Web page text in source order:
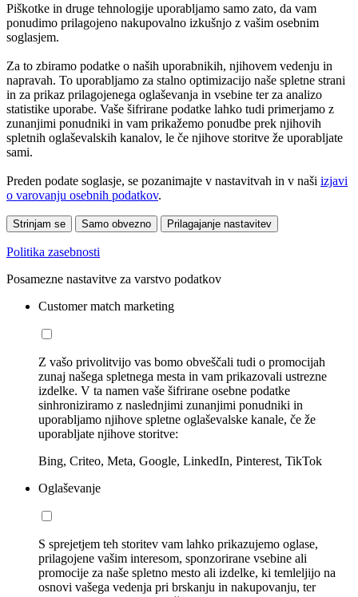
Piškotke in druge tehnologije uporabljamo samo zato, da vam
ponudimo prilagojeno nakupovalno izkušnjo z vašim osebnim
soglasjem.
Za to zbiramo podatke o naših uporabnikih, njihovem vedenju in
napravah. To uporabljamo za stalno optimizacijo naše spletne strani
in za prikaz prilagojenega oglaševanja in vsebine ter za analizo
statistike uporabe. Vaše šifrirane podatke lahko tudi primerjamo z
zunanjimi ponudniki in vam prikažemo ponudbe prek njihovih
spletnih oglaševalskih kanalov, le če njihove storitve že uporabljate
sami.
Preden podate soglasje, se pozanimajte v nastavitvah in v naši izjavi
o varovanju osebnih podatkov.
Strinjam se Samo obvezno Prilagajanje nastavitev
Politika zasebnosti
Posamezne nastavitve za varstvo podatkov
Customer match marketing
Z vašo privolitvijo vas bomo obveščali tudi o promocijah
zunaj našega spletnega mesta in vam prikazovali ustrezne
izdelke. V ta namen vaše šifrirane osebne podatke
sinhroniziramo z naslednjimi zunanjimi ponudniki in
uporabljamo njihove spletne oglaševalske kanale, če že
uporabljate njihove storitve:
Bing, Criteo, Meta, Google, LinkedIn, Pinterest, TikTok
Oglaševanje
S sprejetjem teh storitev vam lahko prikazujemo oglase,
prilagojene vašim interesom, sponzorirane vsebine ali
promocije za naše spletno mesto ali izdelke, ki temleljijo na
osnovi vašega vedenja pri brskanju in nakupovanju, ter